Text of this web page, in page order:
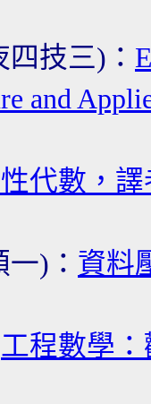
四技三)：
and
代數，
一)： 資料
工程數學